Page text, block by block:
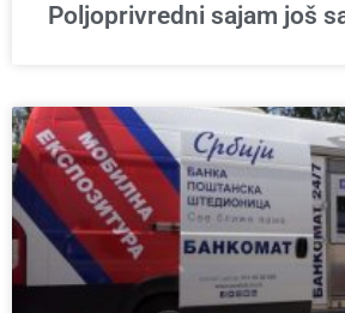
Poljoprivredni sajam još